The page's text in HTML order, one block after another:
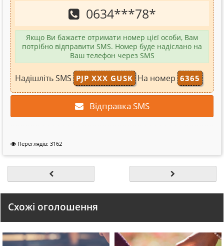
0634***78*
Якщо Ви бажаєте отримати номер цієї особи, Вам
потрібно відправити SMS. Номер буде надіслано на
Ваш телефон через SMS
Надішліть SMS PJP XXX GUSK На номер 6365
Відправка SMS
Переглядів: 3162
Схожі оголошення